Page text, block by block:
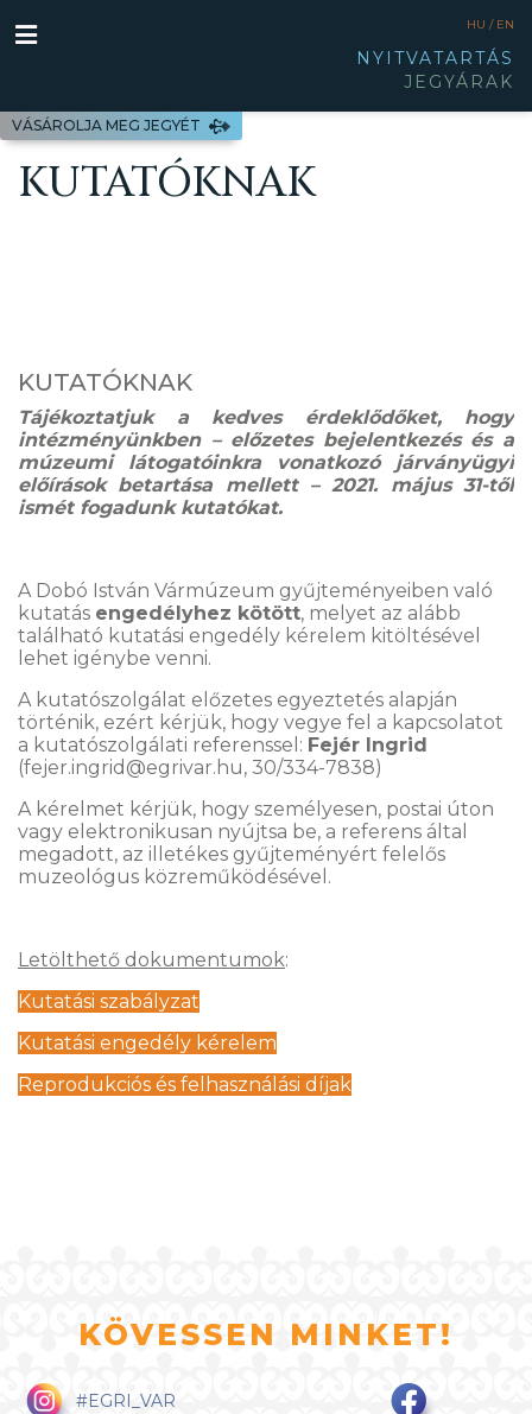
VÁSÁROLJA MEG JEGYÉT
HU / EN
NYITVATARTÁS
JEGYÁRAK
KUTATÓKNAK
KUTATÓKNAK
Tájékoztatjuk a kedves érdeklődőket, hogy
intézményünkben – előzetes bejelentkezés és a
múzeumi látogatóinkra vonatkozó járványügyi
előírások betartása mellett – 2021. május 31-től
ismét fogadunk kutatókat.
A Dobó István Vármúzeum gyűjteményeiben való
kutatás engedélyhez kötött, melyet az alább
található kutatási engedély kérelem kitöltésével
lehet igénybe venni.
A kutatószolgálat előzetes egyeztetés alapján
történik, ezért kérjük, hogy vegye fel a kapcsolatot
a kutatószolgálati referenssel: Fejér Ingrid
(fejer.ingrid@egrivar.hu, 30/334-7838)
A kérelmet kérjük, hogy személyesen, postai úton
vagy elektronikusan nyújtsa be, a referens által
megadott, az illetékes gyűjteményért felelős
muzeológus közreműködésével.
Letölthető dokumentumok:
Kutatási szabályzat
Kutatási engedély kérelem
Reprodukciós és felhasználási díjak
KÖVESSEN MINKET!
#EGRI_VAR